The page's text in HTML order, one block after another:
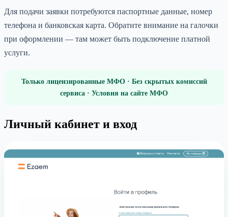
Для подачи заявки потребуются паспортные данные, номер
телефона и банковская карта. Обратите внимание на галочки
при оформлении — там может быть подключение платной
услуги.
Только лицензированные МФО · Без скрытых комиссий
сервиса · Условия на сайте МФО
Личный кабинет и вход